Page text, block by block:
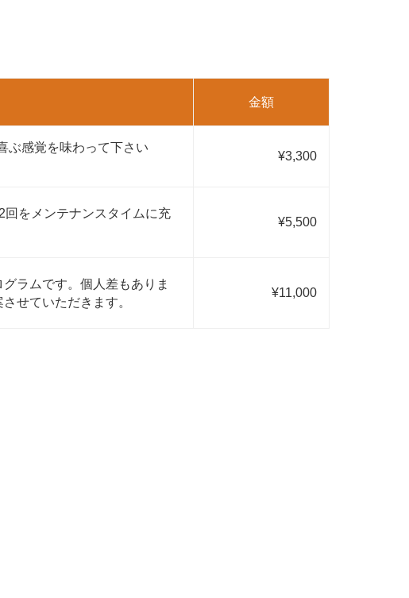
金額
ぶ感覚を味わって下さい
¥3,300
をメンテナンスタイムに充
¥5,500
ラムです。個人差もありま
せていただきます。
¥11,000